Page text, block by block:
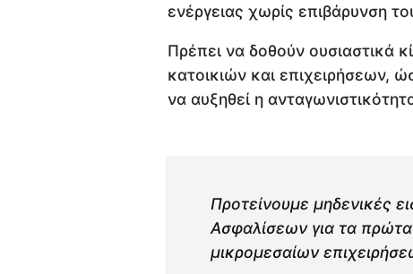
ενέργειας χωρίς επιβάρυνση
Πρέπει να δοθούν ουσιαστικά
κατοικιών και επιχειρήσεων,
να αυξηθεί η
Προτείνουμε μηδενικές
Ασφαλίσεων για τα πρώτα
μικρομεσαίων